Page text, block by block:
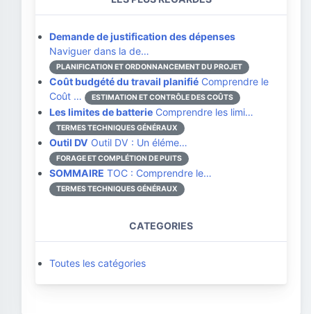
Demande de justification des dépenses
Naviguer dans la de…
PLANIFICATION ET ORDONNANCEMENT DU PROJET
Coût budgété du travail planifié Comprendre le
Coût …
ESTIMATION ET CONTRÔLE DES COÛTS
Les limites de batterie Comprendre les limi…
TERMES TECHNIQUES GÉNÉRAUX
Outil DV Outil DV : Un éléme…
FORAGE ET COMPLÉTION DE PUITS
SOMMAIRE TOC : Comprendre le…
TERMES TECHNIQUES GÉNÉRAUX
CATEGORIES
Toutes les catégories